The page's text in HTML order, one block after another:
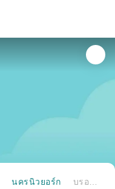
นครนิวยอร์ก